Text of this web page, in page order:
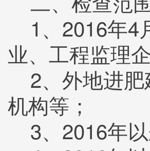
1、2016年4
业、工程监理
2、外地进肥
机构等；
3、2016年